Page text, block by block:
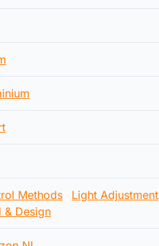
Methods
Light Adjustment
& Design